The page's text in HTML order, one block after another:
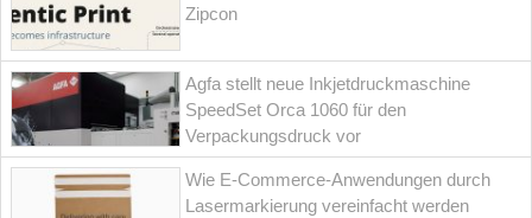
Zipcon
Agfa stellt neue Inkjetdruckmaschine
SpeedSet Orca 1060 für den
Verpackungsdruck vor
Wie E-Commerce-Anwendungen durch
Lasermarkierung vereinfacht werden